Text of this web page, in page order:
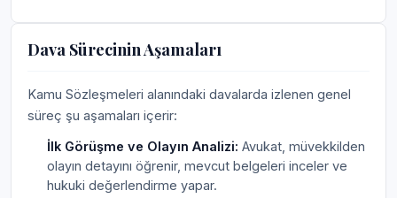
Dava Sürecinin Aşamaları
Kamu Sözleşmeleri alanındaki davalarda izlenen genel
süreç şu aşamaları içerir:
İlk Görüşme ve Olayın Analizi: Avukat, müvekkilden
olayın detayını öğrenir, mevcut belgeleri inceler ve
hukuki değerlendirme yapar.